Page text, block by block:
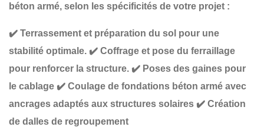
béton armé, selon les spécificités de votre projet :
✔️ Terrassement et préparation du sol pour une
stabilité optimale. ✔️ Coffrage et pose du ferraillage
pour renforcer la structure. ✔️ Poses des gaines pour
le cablage ✔️ Coulage de fondations béton armé avec
ancrages adaptés aux structures solaires ✔️ Création
de dalles de regroupement